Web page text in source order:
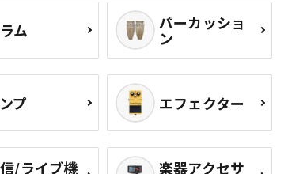
ム パーカッショ
ン
プ エフェクター
/ライブ機 楽器アクセサ